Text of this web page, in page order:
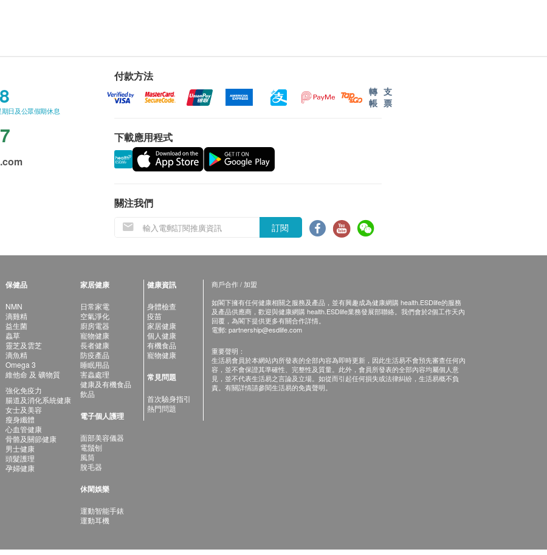
日及公眾假期休息
付款方法
轉
帳
支
票
下載應用程式
關注我們
訂閱
保健品
NMN
滴雞精
益生菌
蟲草
靈芝及雲芝
滴魚精
Omega 3
維他命 及 礦物質
強化免疫力
腸道及消化系統健康
女士及美容
瘦身纖體
心血管健康
骨骼及關節健康
男士健康
頭髮護理
孕婦健康
家居健康
日常家電
空氣淨化
廚房電器
寵物健康
長者健康
防疫產品
睡眠用品
害蟲處理
健康及有機食品
飲品
電子個人護理
面部美容儀器
電鬚刨
風筒
脫毛器
休閑娛樂
運動智能手錶
運動耳機
健康資訊
身體檢查
疫苗
家居健康
個人健康
有機食品
寵物健康
常見問題
首次驗身指引
熱門問題
商戶合作 / 加盟
如閣下擁有任何健康相關之服務及產品，並有興趣成為健康網購 health.ESDlife的服務
及產品供應商，歡迎與健康網購 health.ESDlife業務發展部聯絡。我們會於2個工作天內
回覆，為閣下提供更多有關合作詳情。
電郵: partnership@esdlife.com
重要聲明：
生活易會員於本網站內所發表的全部內容為即時更新，因此生活易不會預先審查任何內
容，並不會保證其準確性、完整性及質量。此外，會員所發表的全部內容均屬個人意
見，並不代表生活易之言論及立場。如從而引起任何損失或法律糾紛，生活易概不負
責。有關詳情請參閱生活易的免責聲明。